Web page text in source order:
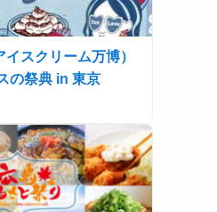
スクリーム万博）
の祭典 in 東京